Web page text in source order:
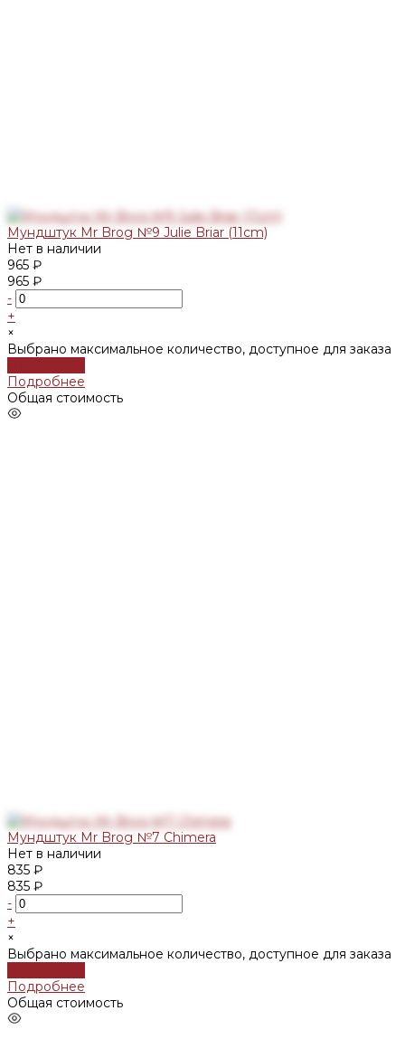
Мундштук Mr Brog №9 Julie Briar (11cm)
Нет в наличии
965 ₽
965 ₽
-
+
×
Выбрано максимальное количество, доступное для заказа
Подробнее
Общая стоимость
Мундштук Mr Brog №7 Chimera
Нет в наличии
835 ₽
835 ₽
-
+
×
Выбрано максимальное количество, доступное для заказа
Подробнее
Общая стоимость